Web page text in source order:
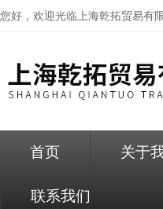
您好，欢迎光临上海乾拓贸易有
首页 关于
联系我们